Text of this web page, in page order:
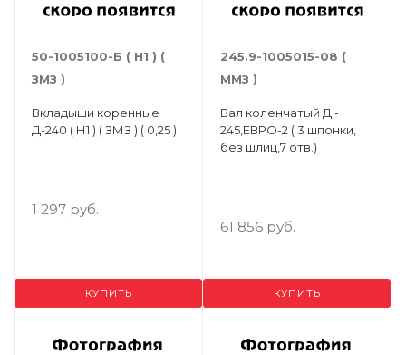
50-1005100-Б ( Н1 ) (
ЗМЗ )
Вкладыши коренные
Д-240 ( Н1 ) ( ЗМЗ ) ( 0,25 )
1 297 руб.
КУПИТЬ
245.9-1005015-08 (
ММЗ )
Вал коленчатый Д -
245,ЕВРО-2 ( 3 шпонки,
без шлиц,7 отв.)
61 856 руб.
КУПИТЬ